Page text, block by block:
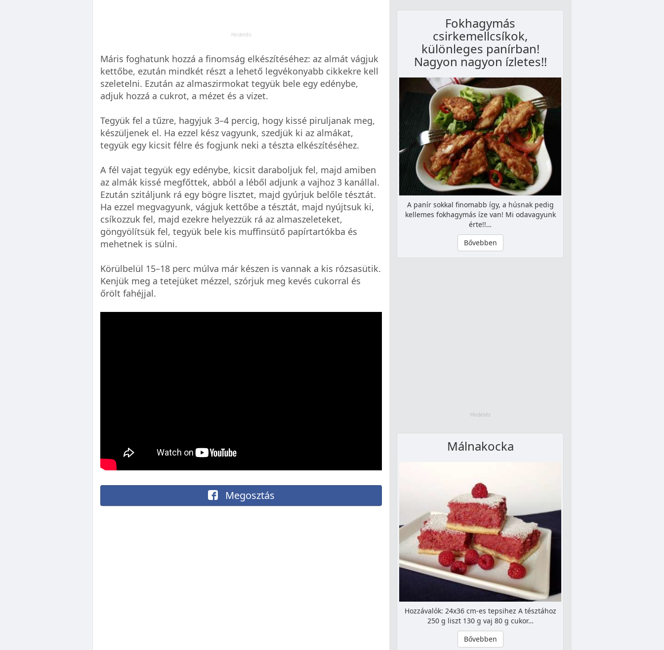
Máris foghatunk hozzá a finomság elkészítéséhez: az almát vágjuk
kettőbe, ezután mindkét részt a lehető legvékonyabb cikkekre kell
szeletelni. Ezután az almaszirmokat tegyük bele egy edénybe,
adjuk hozzá a cukrot, a mézet és a vizet.
Tegyük fel a tűzre, hagyjuk 3–4 percig, hogy kissé piruljanak meg,
készüljenek el. Ha ezzel kész vagyunk, szedjük ki az almákat,
tegyük egy kicsit félre és fogjunk neki a tészta elkészítéséhez.
A fél vajat tegyük egy edénybe, kicsit daraboljuk fel, majd amiben
az almák kissé megfőttek, abból a léből adjunk a vajhoz 3 kanállal.
Ezután szitáljunk rá egy bögre lisztet, majd gyúrjuk belőle tésztát.
Ha ezzel megvagyunk, vágjuk kettőbe a tésztát, majd nyújtsuk ki,
csíkozzuk fel, majd ezekre helyezzük rá az almaszeleteket,
göngyölítsük fel, tegyük bele kis muffinsütő papírtartókba és
mehetnek is sülni.
Körülbelül 15–18 perc múlva már készen is vannak a kis rózsasütik.
Kenjük meg a tetejüket mézzel, szórjuk meg kevés cukorral és
őrölt fahéjjal.
Megosztás
Fokhagymás
csirkemellcsíkok,
különleges panírban!
Nagyon nagyon ízletes!!
A panír sokkal finomabb így, a húsnak pedig
kellemes fokhagymás íze van! Mi odavagyunk
érte!!…
Bővebben
Málnakocka
Hozzávalók: 24x36 cm-es tepsihez A tésztához
250 g liszt 130 g vaj 80 g cukor…
Bővebben